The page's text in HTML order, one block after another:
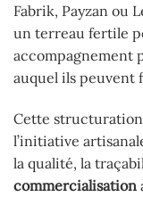
Fabrik, Payzan ou
un terreau fertile
accompagnement
auquel ils peuvent
Cette
l’initiative
la qualité, la
commercialisation